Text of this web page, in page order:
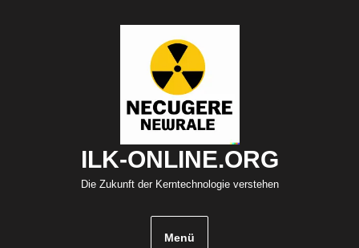
ILK-ONLINE.ORG
Die Zukunft der Kerntechnologie verstehen
Menü